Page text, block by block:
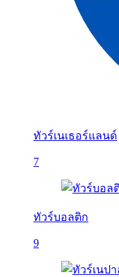
ทัวร์เนเธอร์แลนด์
7
ทัวร์บอลติก
9